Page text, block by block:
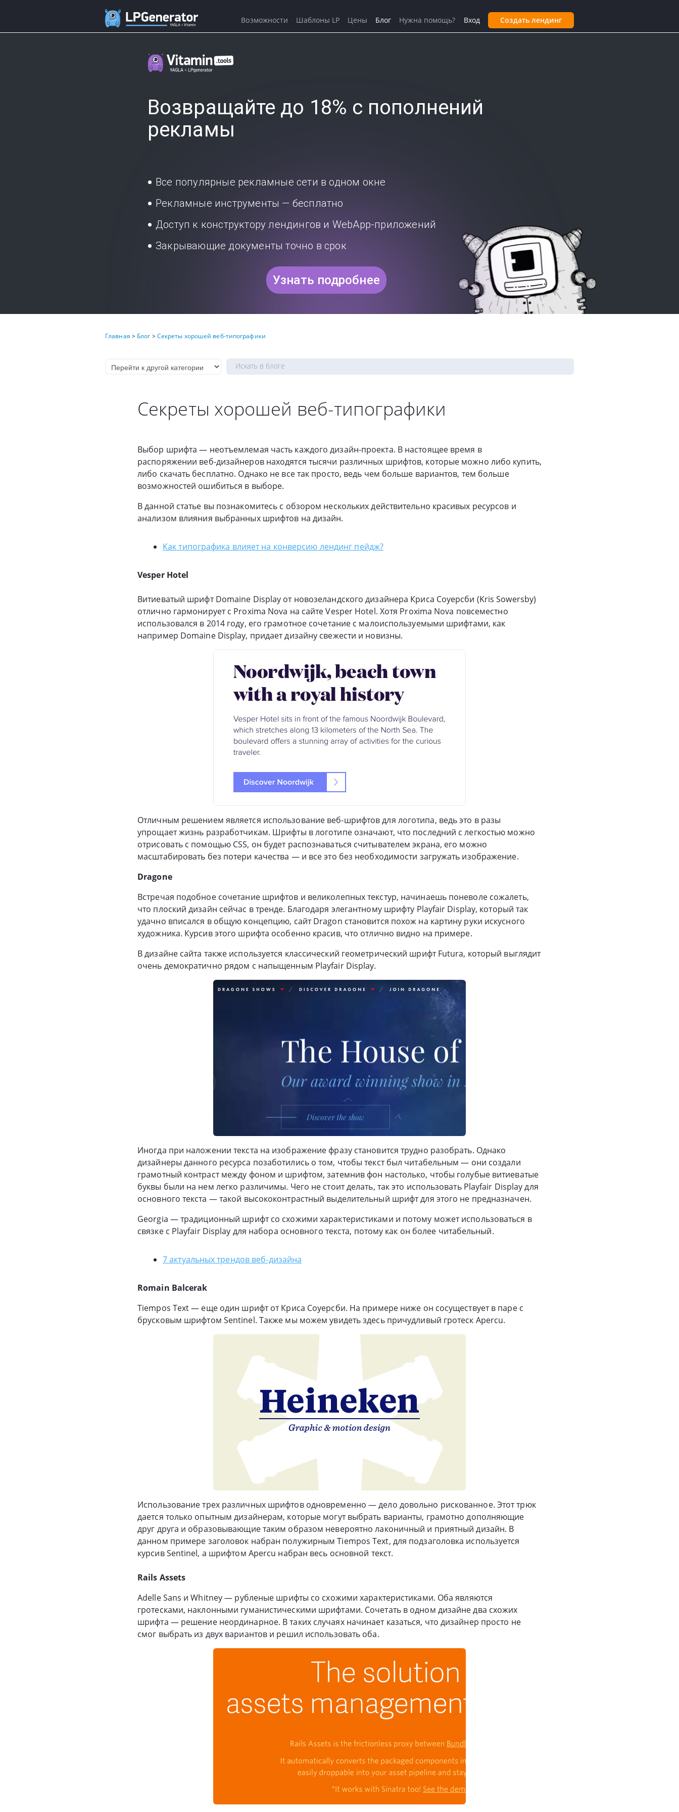
Возвращайте до 18% с пополнений
рекламы
Все популярные рекламные сети в одном окне
Рекламные инструменты — бесплатно
Доступ к конструктору лендингов и WebApp-приложений
Закрывающие документы точно в срок
Узнать подробнее
Главная > Блог >Секреты хорошей веб-типографики
Секреты хорошей веб-типографики
Выбор шрифта — неотъемлемая часть каждого дизайн-проекта. В настоящее время в
распоряжении веб-дизайнеров находятся тысячи различных шрифтов, которые можно либо купить,
либо скачать бесплатно. Однако не все так просто, ведь чем больше вариантов, тем больше
возможностей ошибиться в выборе.
В данной статье вы познакомитесь с обзором нескольких действительно красивых ресурсов и
анализом влияния выбранных шрифтов на дизайн.
Как типографика влияет на конверсию лендинг пейдж?
Vesper Hotel
Витиеватый шрифт Domaine Display от новозеландского дизайнера Криса Соуерсби (Kris Sowersby)
отлично гармонирует с Proxima Nova на сайте Vesper Hotel. Хотя Proxima Nova повсеместно
использовался в 2014 году, его грамотное сочетание с малоиспользуемыми шрифтами, как
например Domaine Display, придает дизайну свежести и новизны.
Отличным решением является использование веб-шрифтов для логотипа, ведь это в разы
упрощает жизнь разработчикам. Шрифты в логотипе означают, что последний с легкостью можно
отрисовать с помощью CSS, он будет распознаваться считывателем экрана, его можно
масштабировать без потери качества — и все это без необходимости загружать изображение.
Dragone
Встречая подобное сочетание шрифтов и великолепных текстур, начинаешь поневоле сожалеть,
что плоский дизайн сейчас в тренде. Благодаря элегантному шрифту Playfair Display, который так
удачно вписался в общую концепцию, сайт Dragon становится похож на картину руки искусного
художника. Курсив этого шрифта особенно красив, что отлично видно на примере.
В дизайне сайта также используется классический геометрический шрифт Futura, который выглядит
очень демократично рядом с напыщенным Playfair Display.
Иногда при наложении текста на изображение фразу становится трудно разобрать. Однако
дизайнеры данного ресурса позаботились о том, чтобы текст был читабельным — они создали
грамотный контраст между фоном и шрифтом, затемнив фон настолько, чтобы голубые витиеватые
буквы были на нем легко различимы. Чего не стоит делать, так это использовать Playfair Display для
основного текста — такой высококонтрастный выделительный шрифт для этого не предназначен.
Georgia — традиционный шрифт со схожими характеристиками и потому может использоваться в
связке с Playfair Display для набора основного текста, потому как он более читабельный.
7 актуальных трендов веб-дизайна
Romain Balcerak
Tiempos Text — еще один шрифт от Криса Соуерсби. На примере ниже он сосуществует в паре с
брусковым шрифтом Sentinel. Также мы можем увидеть здесь причудливый гротеск Apercu.
Использование трех различных шрифтов одновременно — дело довольно рискованное. Этот трюк
дается только опытным дизайнерам, которые могут выбрать варианты, грамотно дополняющие
друг друга и образовывающие таким образом невероятно лаконичный и приятный дизайн. В
данном примере заголовок набран полужирным Tiempos Text, для подзаголовка используется
курсив Sentinel, а шрифтом Apercu набран весь основной текст.
Rails Assets
Adelle Sans и Whitney — рубленые шрифты со схожими характеристиками. Оба являются
гротесками, наклонными гуманистическими шрифтами. Сочетать в одном дизайне два схожих
шрифта — решение неординарное. В таких случаях начинает казаться, что дизайнер просто не
смог выбрать из двух вариантов и решил использовать оба.
Вход Создать лендинг
Возможности Шаблоны LP Цены Блог Нужна помощь?